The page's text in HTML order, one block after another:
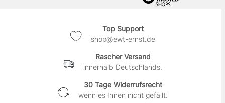
Top Support
shop@ewt-ernst.de
Rascher Versand
innerhalb Deutschlands.
30 Tage Widerrufsrecht
wenn es Ihnen nicht gefällt.